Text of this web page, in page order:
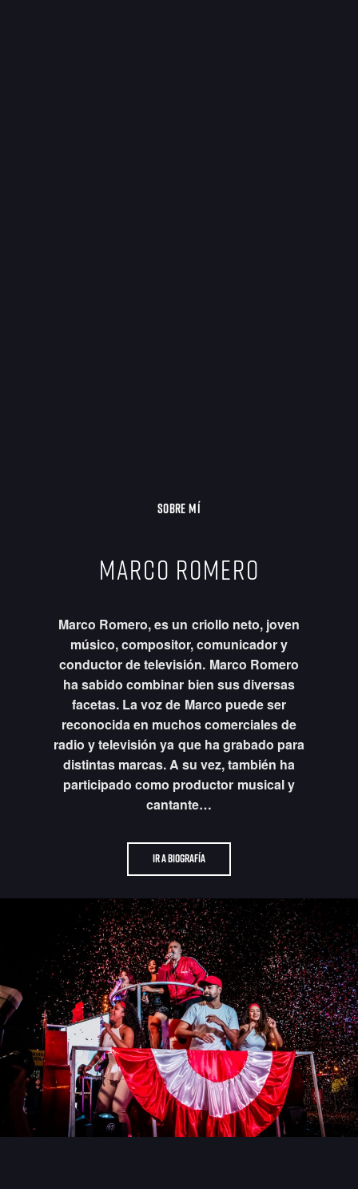
SOBRE MÍ
MARCO ROMERO
Marco Romero, es un criollo neto, joven
músico, compositor, comunicador y
conductor de televisión. Marco Romero
ha sabido combinar bien sus diversas
facetas. La voz de Marco puede ser
reconocida en muchos comerciales de
radio y televisión ya que ha grabado para
distintas marcas. A su vez, también ha
participado como productor musical y
cantante…
Ir a Biografía